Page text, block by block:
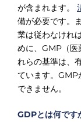
が含まれます。
備が必要です。
業は従わなけれ
めに、GMP（医
れらの基準は、
ています。GMP
できません。
GDPとは何です